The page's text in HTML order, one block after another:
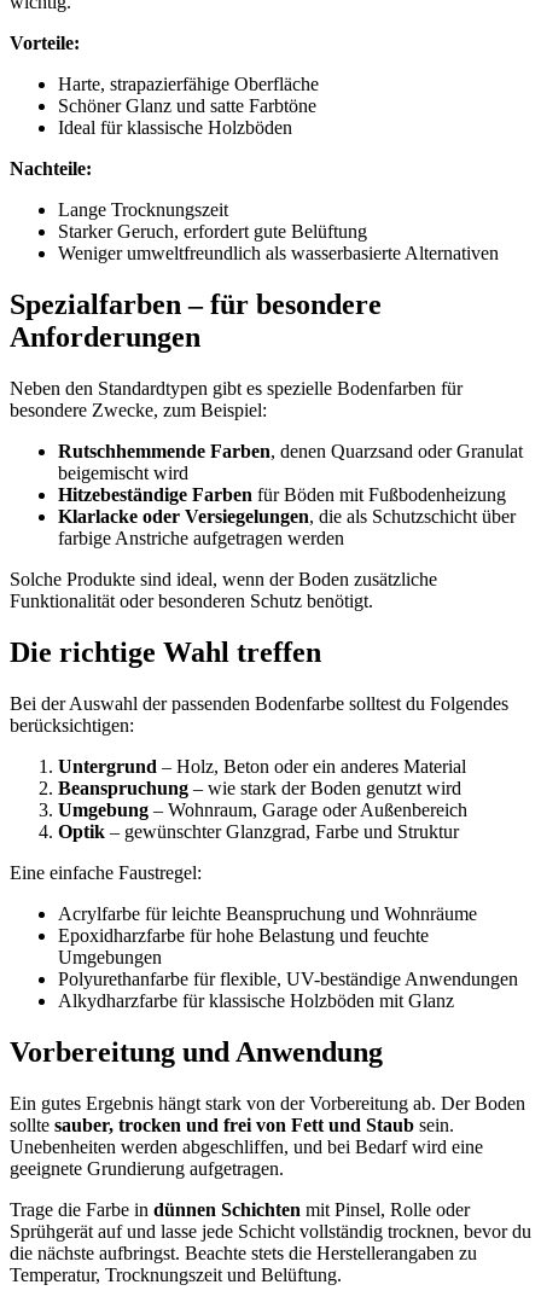
Vorteile:
Harte, strapazierfähige Oberfläche
Schöner Glanz und satte Farbtöne
Ideal für klassische Holzböden
Nachteile:
Lange Trocknungszeit
Starker Geruch, erfordert gute Belüftung
Weniger umweltfreundlich als wasserbasierte Alternativen
Spezialfarben – für besondere
Anforderungen
Neben den Standardtypen gibt es spezielle Bodenfarben für
besondere Zwecke, zum Beispiel:
Rutschhemmende Farben, denen Quarzsand oder Granulat
beigemischt wird
Hitzebeständige Farben für Böden mit Fußbodenheizung
Klarlacke oder Versiegelungen, die als Schutzschicht über
farbige Anstriche aufgetragen werden
Solche Produkte sind ideal, wenn der Boden zusätzliche
Funktionalität oder besonderen Schutz benötigt.
Die richtige Wahl treffen
Bei der Auswahl der passenden Bodenfarbe solltest du Folgendes
berücksichtigen:
Untergrund – Holz, Beton oder ein anderes Material
Beanspruchung – wie stark der Boden genutzt wird
Umgebung – Wohnraum, Garage oder Außenbereich
Optik – gewünschter Glanzgrad, Farbe und Struktur
Eine einfache Faustregel:
Acrylfarbe für leichte Beanspruchung und Wohnräume
Epoxidharzfarbe für hohe Belastung und feuchte
Umgebungen
Polyurethanfarbe für flexible, UV-beständige Anwendungen
Alkydharzfarbe für klassische Holzböden mit Glanz
Vorbereitung und Anwendung
Ein gutes Ergebnis hängt stark von der Vorbereitung ab. Der Boden
sollte sauber, trocken und frei von Fett und Staub sein.
Unebenheiten werden abgeschliffen, und bei Bedarf wird eine
geeignete Grundierung aufgetragen.
Trage die Farbe in dünnen Schichten mit Pinsel, Rolle oder
Sprühgerät auf und lasse jede Schicht vollständig trocknen, bevor du
die nächste aufbringst. Beachte stets die Herstellerangaben zu
Temperatur, Trocknungszeit und Belüftung.